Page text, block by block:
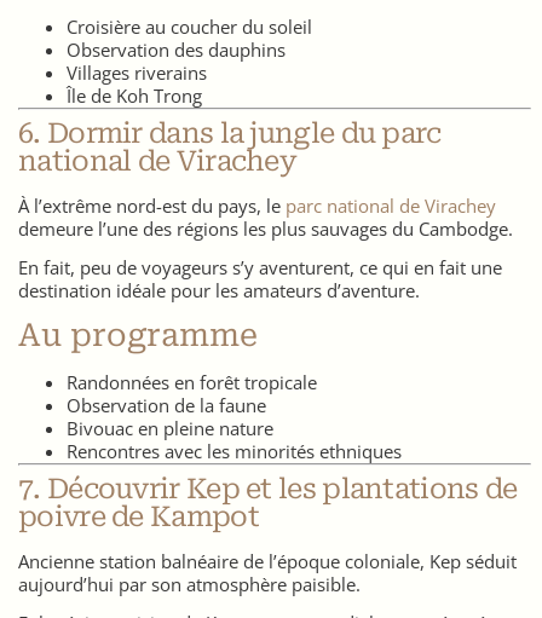
Croisière au coucher du soleil
Observation des dauphins
Villages riverains
Île de Koh Trong
6. Dormir dans la jungle du parc
national de Virachey
À l’extrême nord-est du pays, le parc national de Virachey
demeure l’une des régions les plus sauvages du Cambodge.
En fait, peu de voyageurs s’y aventurent, ce qui en fait une
destination idéale pour les amateurs d’aventure.
Au programme
Randonnées en forêt tropicale
Observation de la faune
Bivouac en pleine nature
Rencontres avec les minorités ethniques
7. Découvrir Kep et les plantations de
poivre de Kampot
Ancienne station balnéaire de l’époque coloniale, Kep séduit
aujourd’hui par son atmosphère paisible.